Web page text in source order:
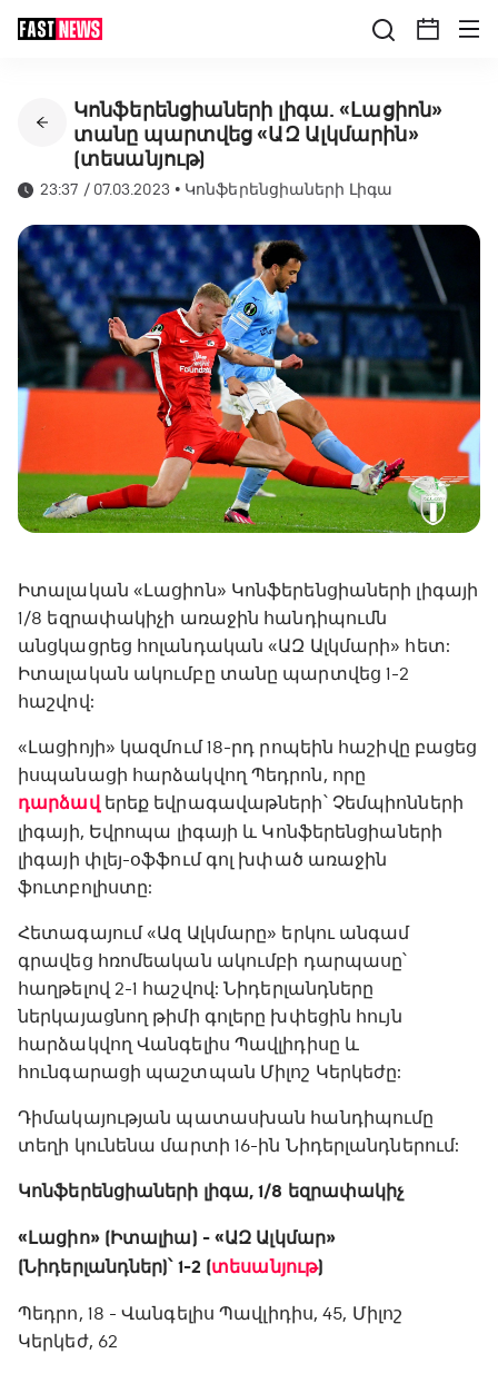
Կոնֆերենցիաների լիգա. «Լացիոն»
տանը պարտվեց «ԱԶ Ալկմարին»
(տեսանյութ)
23:37 / 07.03.2023 • Կոնֆերենցիաների Լիգա
Իտալական «Լացիոն» Կոնֆերենցիաների լիգայի
1/8 եզրափակիչի առաջին հանդիպումն
անցկացրեց հոլանդական «ԱԶ Ալկմարի» հետ:
Իտալական ակումբը տանը պարտվեց 1-2
հաշվով:
«Լացիոյի» կազմում 18-րդ րոպեին հաշիվը բացեց
իսպանացի հարձակվող Պեդրոն, որը
դարձավ երեք եվրագավաթների՝ Չեմպիոնների
լիգայի, Եվրոպա լիգայի և Կոնֆերենցիաների
լիգայի փլեյ-օֆֆում գոլ խփած առաջին
ֆուտբոլիստը:
Հետագայում «Ազ Ալկմարը» երկու անգամ
գրավեց հռոմեական ակումբի դարպասը՝
հաղթելով 2-1 հաշվով: Նիդերլանդները
ներկայացնող թիմի գոլերը խփեցին հույն
հարձակվող Վանգելիս Պավլիդիսը և
հունգարացի պաշտպան Միլոշ Կերկեժը:
Դիմակայության պատասխան հանդիպումը
տեղի կունենա մարտի 16-ին Նիդերլանդներում:
Կոնֆերենցիաների լիգա, 1/8 եզրափակիչ
«Լացիո» (Իտալիա) - «ԱԶ Ալկմար»
(Նիդերլանդներ)՝ 1-2 (տեսանյութ)
Պեդրո, 18 - Վանգելիս Պավլիդիս, 45, Միլոշ
Կերկեժ, 62